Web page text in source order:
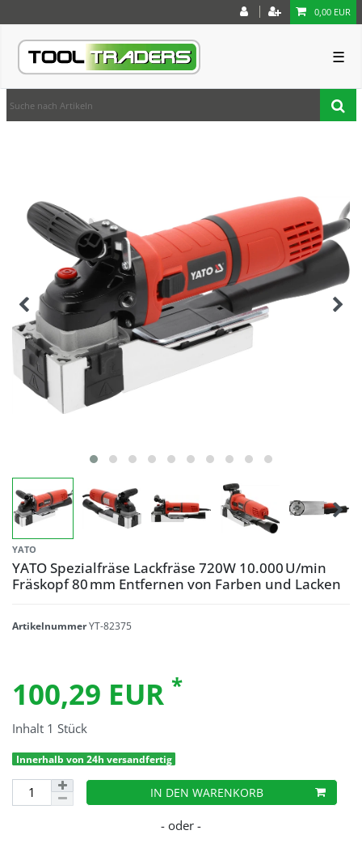
0,00 EUR
☰
YATO
YATO Spezialfräse Lackfräse 720W 10.000 U/min
Fräskopf 80 mm Entfernen von Farben und Lacken
ArtikelnummerYT-82375
100,29 EUR *
Inhalt 1 Stück
Innerhalb von 24h versandfertig
IN DEN WARENKORB